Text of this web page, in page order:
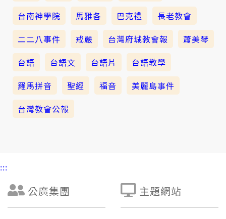
台南神學院
馬雅各 巴克禮
長老教會
二二八事件
戒嚴 台灣府城教會報
蕭美琴
台語
台語文 台語片
台語教學
羅馬拼音
聖經 福音
美麗島事件
台灣教會公報
:::
公廣集團 主題網站